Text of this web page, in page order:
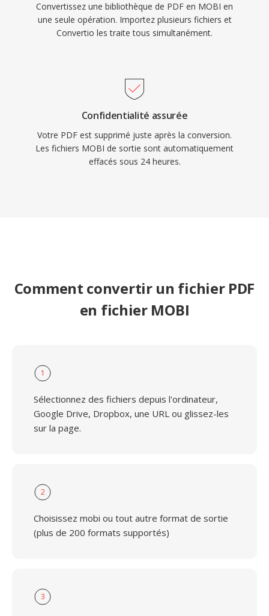
Convertissez une bibliothèque de PDF en MOBI en
une seule opération. Importez plusieurs fichiers et
Convertio les traite tous simultanément.
Confidentialité assurée
Votre PDF est supprimé juste après la conversion.
Les fichiers MOBI de sortie sont automatiquement
effacés sous 24 heures.
Comment convertir un fichier PDF
en fichier MOBI
1
Sélectionnez des fichiers depuis l'ordinateur,
Google Drive, Dropbox, une URL ou glissez-les
sur la page.
2
Choisissez mobi ou tout autre format de sortie
(plus de 200 formats supportés)
3